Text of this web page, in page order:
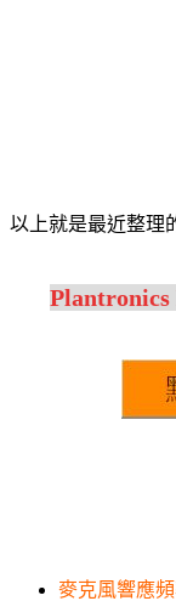
以上就是最近整理
Plantronics
麥克風響應